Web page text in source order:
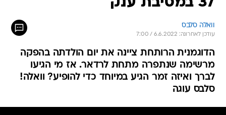
וואלה סלבס
עודכן לאחרונה: 6.6.2022 / 7:00
הדוגמנית הרותחת ציינה את יום הולדתה בהפקה
מרשימה שנתפרה מתחת לרדאר. אז מי הגיעו
לברך ואיזה זמר הגיע במיוחד כדי להופיע? וואלה!
סלבס עוגה